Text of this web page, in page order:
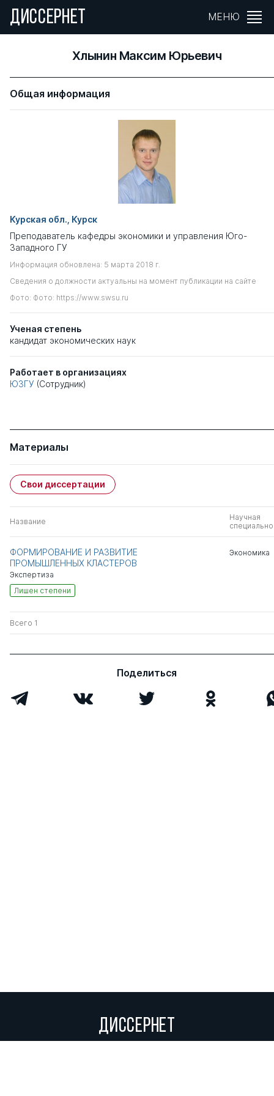
ДИССЕРНЕТ МЕНЮ
Хлынин Максим Юрьевич
Общая информация
Курская обл., Курск
Преподаватель кафедры экономики и управления Юго-
Западного ГУ
Информация обновлена: 5 марта 2018 г.
Сведения о должности актуальны на момент публикации на сайте
Фото: Фото: https://www.swsu.ru
Ученая степень
кандидат экономических наук
Работает в организациях
ЮЗГУ (Сотрудник)
Материалы
Свои диссертации
Название
Научная
ФОРМИРОВАНИЕ И РАЗВИТИЕ
ПРОМЫШЛЕННЫХ КЛАСТЕРОВ
Экспертиза
Лишен степени
Экономика
Всего 1
Поделиться
ДИССЕРНЕТ